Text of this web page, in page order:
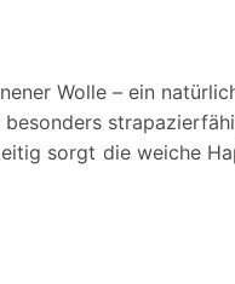
Wolle – ein
sorgt die weiche